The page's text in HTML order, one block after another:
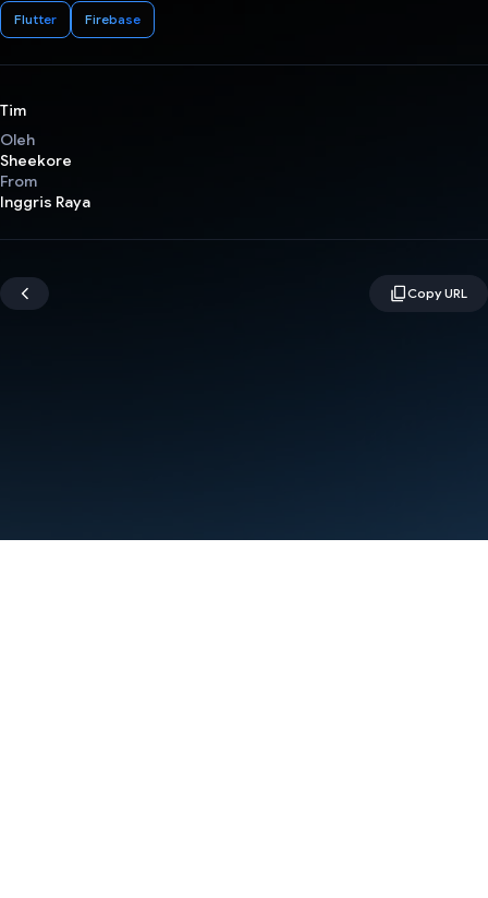
Flutter Firebase
Tim
Oleh
Sheekore
From
Inggris Raya